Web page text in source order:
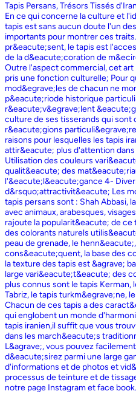
Tapis Persans, Trésors Tissés d'Iran
En ce qui concerne la culture et
tapis est sans aucun doute l'un
importants pour montrer ces
pr&eacute;sent, le tapis est
de la d&eacute;coration de
Outre l'aspect commercial, cet
pris une fonction culturelle; Pour
mod&egrave;les de chacun ne
p&eacute;riode historique
r&eacute;v&egrave;lent
culture de ses tisserands qui sont
r&eacute;gions
raisons pour lesquelles les tapis
attir&eacute; plus d'attention
Utilisation des couleurs
qualit&eacute; des
l'&eacute;l&eacute;gance 4-
d&rsquo;attractivit&eacute; Les
tapis persans sont : Shah Abbasi,
avec animaux, arabesques,
rajoute la popularit&eacute; de
des colorants naturels
peau de grenade, le
cons&eacute;quent, la base des
la texture des tapis est &agrave;
large vari&eacute;t&eacute; des
plus connus sont le tapis Kerman,
Tabriz, le tapis turkm&egrave;ne,
Chacun de ces tapis a des
qui englobent un monde
tapis iranien,il suffit que vous
dans les march&eacute;s
L&agrave;, vous pouvez
d&eacute;sirez parmi une large
d'informations et de photos et
processus de teinture et de
notre page Instagram et face book.